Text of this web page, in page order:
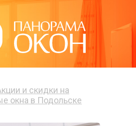
и скидки на
окна в Подольске